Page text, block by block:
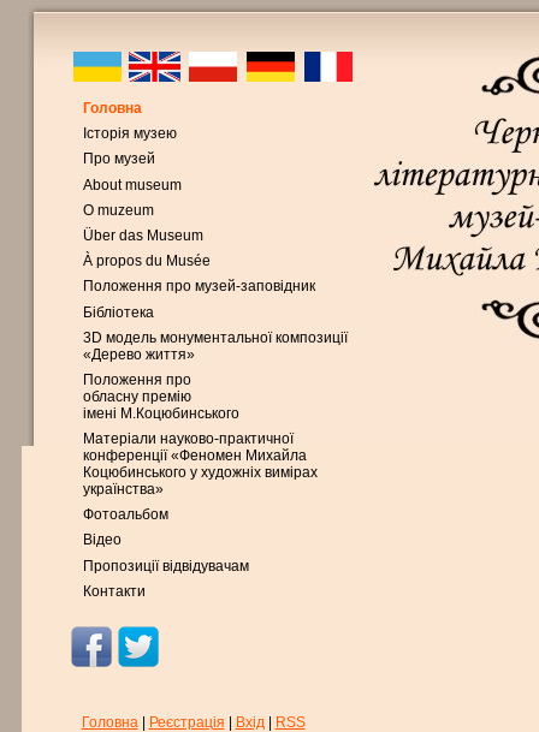
Головна
Історія музею
Про музей
About museum
O muzeum
Über das Museum
À propos du Musée
Положення про музей-заповідник
Бібліотека
3D модель монументальної композиції
«Дерево життя»
Положення про
обласну премію
імені М.Коцюбинського
Матеріали науково-практичної
конференції «Феномен Михайла
Коцюбинського у художніх вимірах
українства»
Фотоальбом
Відео
Пропозиції відвідувачам
Контакти
Головна| Реєстрація Вхід| RSS